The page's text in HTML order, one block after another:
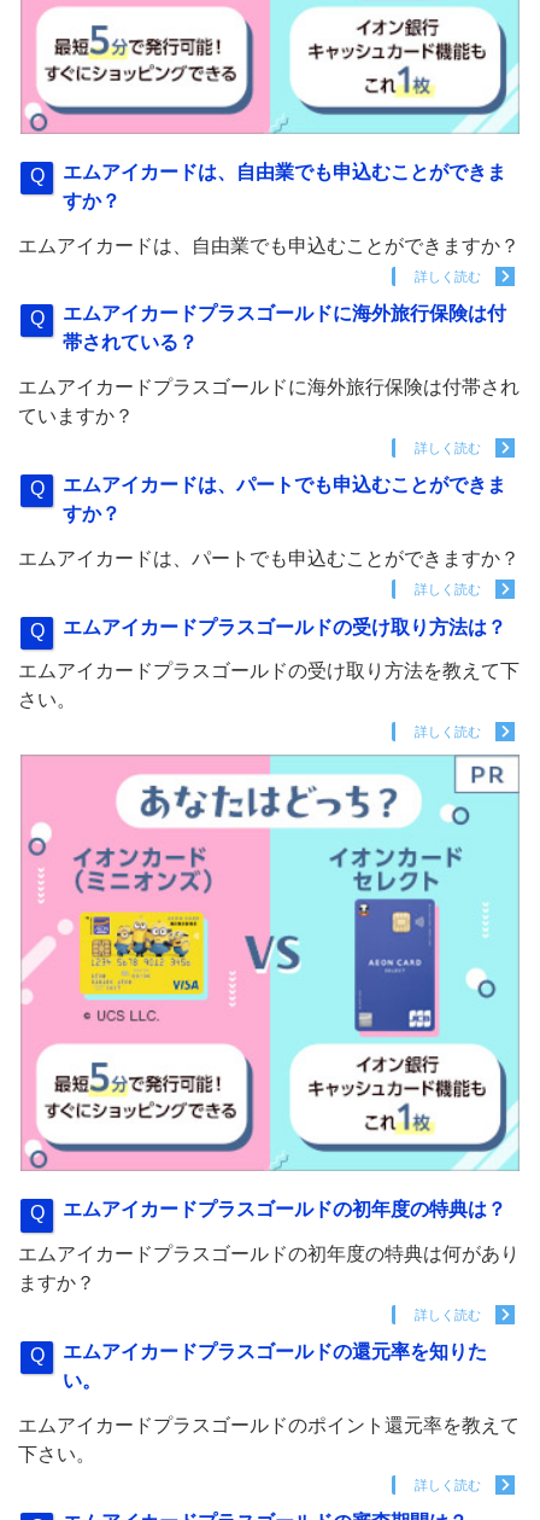
エムアイカードは、自由業でも申込むことができま
すか？
エムアイカードは、自由業でも申込むことができますか？
詳しく読む
エムアイカードプラスゴールドに海外旅行保険は付
帯されている？
エムアイカードプラスゴールドに海外旅行保険は付帯され
ていますか？
詳しく読む
エムアイカードは、パートでも申込むことができま
すか？
エムアイカードは、パートでも申込むことができますか？
詳しく読む
エムアイカードプラスゴールドの受け取り方法は？
エムアイカードプラスゴールドの受け取り方法を教えて下
さい。
詳しく読む
エムアイカードプラスゴールドの初年度の特典は？
エムアイカードプラスゴールドの初年度の特典は何があり
ますか？
詳しく読む
エムアイカードプラスゴールドの還元率を知りた
い。
エムアイカードプラスゴールドのポイント還元率を教えて
下さい。
詳しく読む